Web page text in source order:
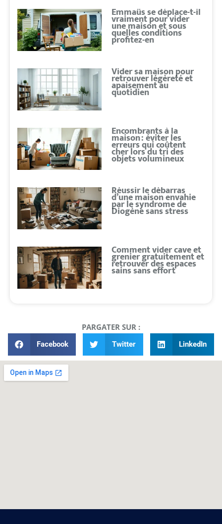
Emmaüs se déplace-t-il
vraiment pour vider
une maison et sous
quelles conditions
profitez-en
Vider sa maison pour
retrouver légèreté et
apaisement au
quotidien
Encombrants à la
maison : éviter les
erreurs qui coûtent
cher lors du tri des
objets volumineux
Réussir le débarras
d’une maison envahie
par le syndrome de
Diogène sans stress
Comment vider cave et
grenier gratuitement et
retrouver des espaces
sains sans effort
PARGATER SUR :
Facebook Twitter LinkedIn